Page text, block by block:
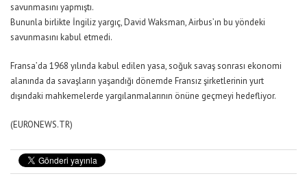
savunmasını yapmıştı.
Bununla birlikte İngiliz yargıç, David Waksman, Airbus’ın bu yöndeki
savunmasını kabul etmedi.
Fransa’da 1968 yılında kabul edilen yasa, soğuk savaş sonrası ekonomi
alanında da savaşların yaşandığı dönemde Fransız şirketlerinin yurt
dışındaki mahkemelerde yargılanmalarının önüne geçmeyi hedefliyor.
(EURONEWS.TR)